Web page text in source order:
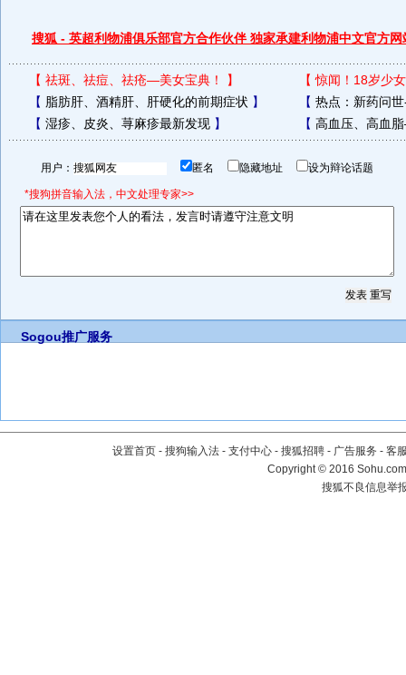
搜狐 - 英超利物浦俱乐部官方合作伙伴 独家承建利物浦中文官方网
【 祛斑、祛痘、祛疮—美女宝典！ 】 【惊闻！18岁少
【 脂肪肝、酒精肝、肝硬化的前期症状 】 【 热点：新药问
【 湿疹、皮炎、荨麻疹最新发现】 【 高血压、高血
用户： 匿名 隐藏地址 设为辩论话题
*搜狗拼音输入法，中文处理专家>>
Sogou推广服务
设置首页 - 搜狗输入法 - 支付中心 - 搜狐招聘 - 广告服务 - 客
Copyright©2016
搜狐不良信息举